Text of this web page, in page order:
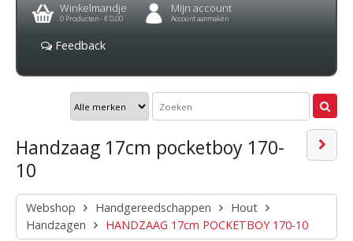
Winkelmandje
0 Producten -€ 0,00
Mijn account
Account aanmaken
Feedback
Handzaag 17cm pocketboy 170-
10
Webshop Handgereedschappen
Hout
Handzagen
HANDZAAG 17cm POCKETBOY 170-10